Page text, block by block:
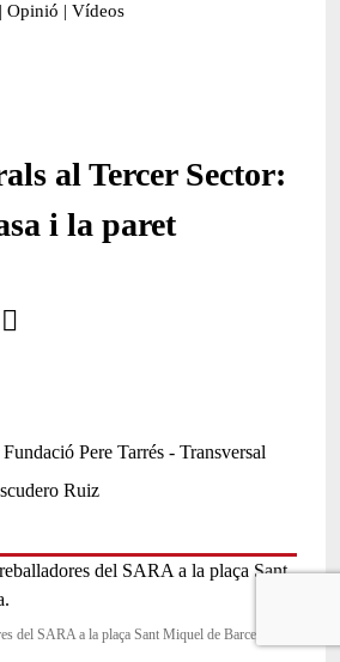
| Opinió | Vídeos
al Tercer Sector:
i la paret
Fundació Pere Tarrés - Transversal
Ruiz
del SARA a la plaça Sant Miquel de Barcelona.